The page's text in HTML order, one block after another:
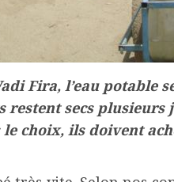
Fira, l’eau potable
restent secs plusieurs
choix, ils doivent